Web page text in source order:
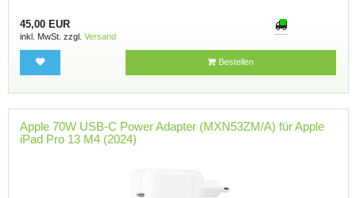
45,00 EUR
inkl. MwSt. zzgl. Versand
Bestellen
Apple 70W USB-C Power Adapter (MXN53ZM/A) für Apple
iPad Pro 13 M4 (2024)